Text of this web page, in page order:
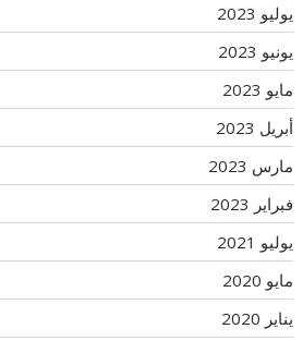
يوليو 2023
يونيو 2023
مايو 2023
أبريل 2023
مارس 2023
فبراير 2023
يوليو 2021
مايو 2020
يناير 2020